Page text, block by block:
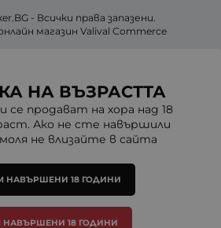
- Всички права запазени.
магазин Valival Commerce
НА ВЪЗРАСТТА
се продават на хора над 18
Ако не сте навършили
не влизайте в сайта
НАВЪРШЕНИ 18 ГОДИНИ
18 ГОДИНИ